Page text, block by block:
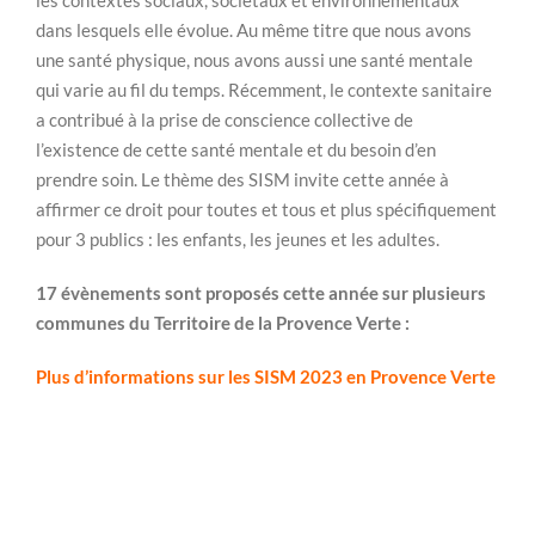
dans lesquels elle évolue. Au même titre que nous avons
une santé physique, nous avons aussi une santé mentale
qui varie au fil du temps. Récemment, le contexte sanitaire
a contribué à la prise de conscience collective de
l’existence de cette santé mentale et du besoin d’en
prendre soin. Le thème des SISM invite cette année à
affirmer ce droit pour toutes et tous et plus spécifiquement
pour 3 publics : les enfants, les jeunes et les adultes.
17 évènements sont proposés cette année sur plusieurs
communes du Territoire de la Provence Verte :
Plus d’informations sur les SISM 2023 en Provence Verte